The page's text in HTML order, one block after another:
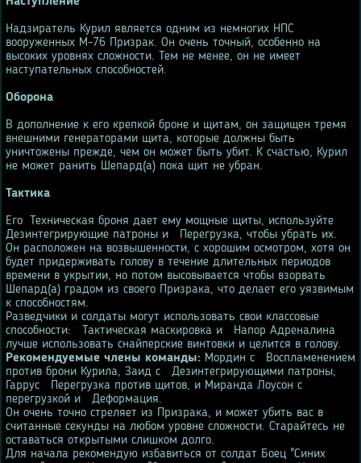
Надзиратель Курил является одним из немногих НПС
вооруженных М-76 Призрак. Он очень точный, особенно на
высоких уровнях сложности. Тем не менее, он не имеет
наступательных способностей.
Оборона
В дополнение к его крепкой броне и щитам, он защищен тремя
внешними генераторами щита, которые должны быть
уничтожены прежде, чем он может быть убит. К счастью, Курил
не может ранить Шепард(а) пока щит не убран.
Тактика
Его
Техническая броня дает ему мощные щиты, используйте
Дезинтегрирующие патроны и
Перегрузка, чтобы убрать их.
Он расположен на возвышенности, с хорошим осмотром, хотя он
будет придерживать голову в течение длительных периодов
времени в укрытии, но потом высовывается чтобы взорвать
Шепард(а) градом из своего Призрака, что делает его уязвимым
к способностям.
Разведчики и солдаты могут использовать свои классовые
способности:
Тактическая маскировка и
Напор Адреналина
лучше использовать снайперские винтовки и целится в голову.
Рекомендуемые члены команды: Мордин с
Воспламенением
против брони Курила, Заид с
Дезинтегрирующими патроны,
Гаррус
Перегрузка против щитов, и Миранда Лоусон с
перегрузкой и
Деформация.
Он очень точно стреляет из Призрака, и может убить вас в
считанные секунды на любом уровне сложности. Старайтесь не
оставаться открытыми слишком долго.
Для начала рекомендую избавиться от солдат Боец "Синих